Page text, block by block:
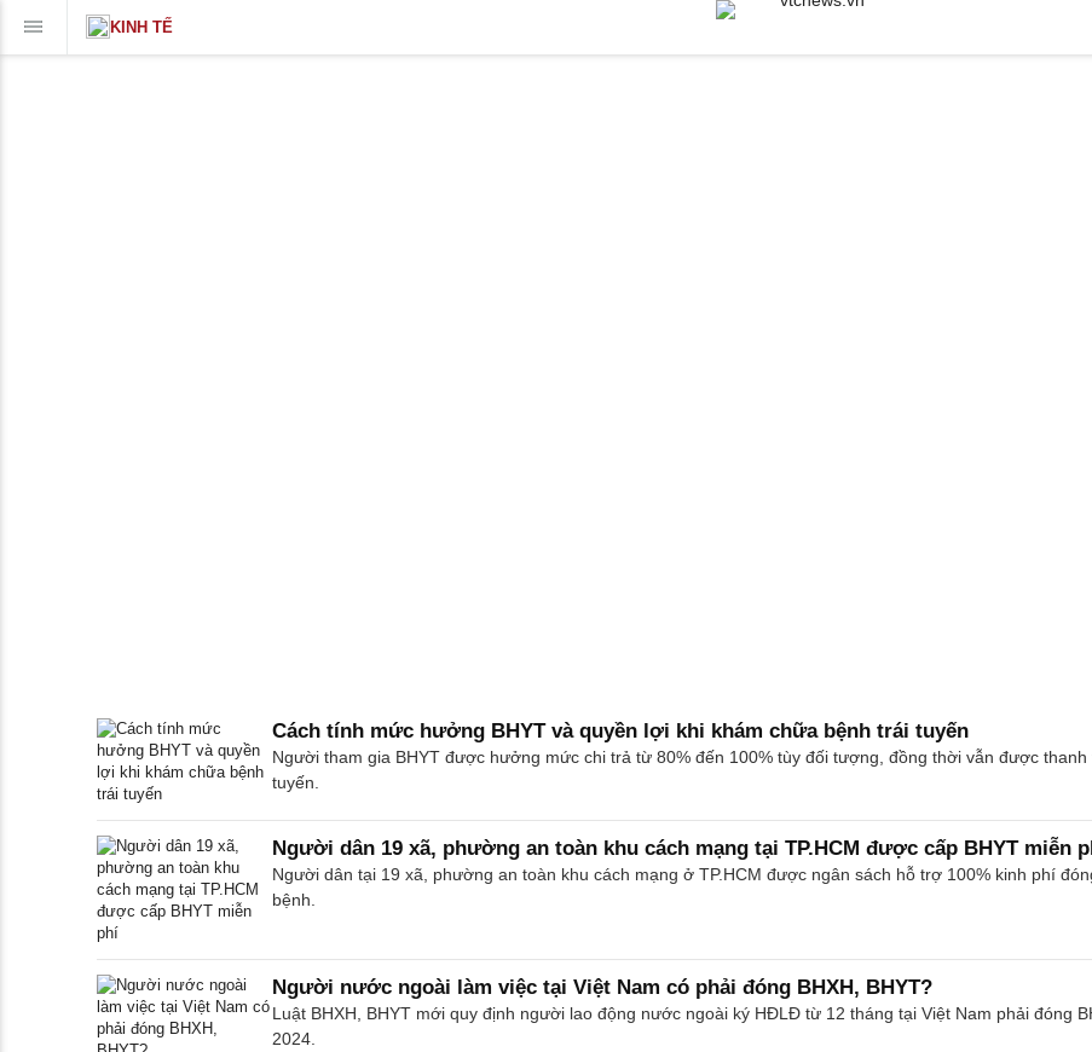
KINH TẾ
Cách tính mức hưởng BHYT và quyền lợi khi khám chữa bệnh trái tuyến
Người tham gia BHYT được hưởng mức chi trả từ 80% đến 100% tùy đối tượng, đồng thời vẫn được
tuyến.
Người dân 19 xã, phường an toàn khu cách mạng tại TP.HCM được cấp BHYT miễn
Người dân tại 19 xã, phường an toàn khu cách mạng ở TP.HCM được ngân sách hỗ trợ 100% kinh phí
bệnh.
Người nước ngoài làm việc tại Việt Nam có phải đóng BHXH, BHYT?
Luật BHXH, BHYT mới quy định người lao động nước ngoài ký HĐLĐ từ 12 tháng tại Việt Nam phải đóng
2024.